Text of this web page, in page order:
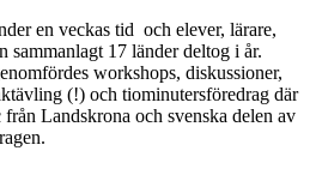
en veckas tid och elever, lärare,
sammanlagt 17 länder deltog i år.
workshops, diskussioner,
(!) och tiominutersföredrag där
Landskrona och svenska delen av